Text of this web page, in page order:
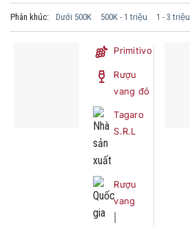
Phân khúc: Dưới 500K 500K - 1 triệu 1 - 3 triệu
Primitivo
Rượu
vang đỏ
Tagaro
S.R.L
Rượu
vang